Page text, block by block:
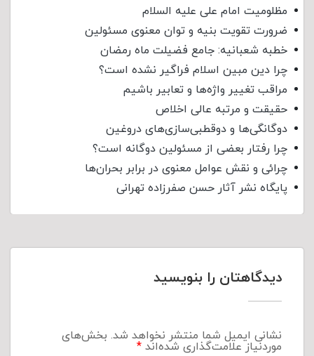
مظلومیت امام علی علیه السلام
ضرورت تقویت بنیه و توان معنوی مسئولین
خطبه شعبانیه: جامع فضیلت ماه رمضان
چرا دین مبین اسلام فراگیر نشده است؟
مراقب تغییر واژه‌ها و تعابیر باشیم
حقیقت و مرتبه عالی اخلاص
دوگانگی‌ها و دوقطبی‌سازی‌های دروغین
چرا رفتار بعضی از مسئولین دوگانه است؟
چرائی و نقش عوامل معنوی در برابر بحران‌ها
پایگاه نشر آثار حسن صفرزاده تهرانی
دیدگاهتان را بنویسید
نشانی ایمیل شما منتشر نخواهد شد. بخش‌های
موردنیاز علامت‌گذاری شده‌اند*